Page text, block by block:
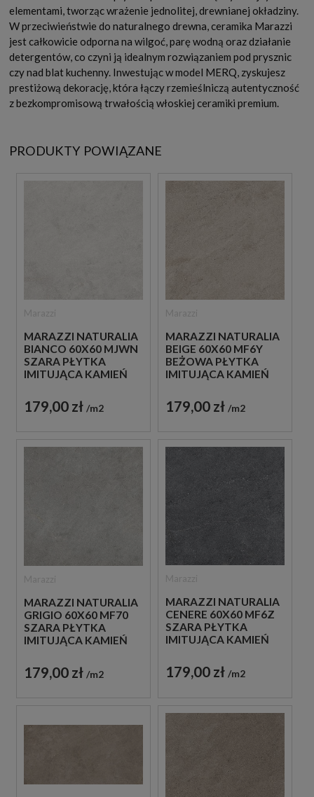
elementami, tworząc wrażenie jednolitej, drewnianej okładziny.
W przeciwieństwie do naturalnego drewna, ceramika Marazzi
jest całkowicie odporna na wilgoć, parę wodną oraz działanie
detergentów, co czyni ją idealnym rozwiązaniem pod prysznic
czy nad blat kuchenny. Inwestując w model MERQ, zyskujesz
prestiżową dekorację, która łączy rzemieślniczą autentyczność
z bezkompromisową trwałością włoskiej ceramiki premium.
PRODUKTY POWIĄZANE
MARAZZI NATURALIA
BIANCO 60X60 MJWN
SZARA PŁYTKA
IMITUJĄCA KAMIEŃ
179,00 zł m2
MARAZZI NATURALIA
BEIGE 60X60 MF6Y
BEŻOWA PŁYTKA
IMITUJĄCA KAMIEŃ
179,00 zł m2
MARAZZI NATURALIA
GRIGIO 60X60 MF70
SZARA PŁYTKA
IMITUJĄCA KAMIEŃ
179,00 zł m2
MARAZZI NATURALIA
CENERE 60X60 MF6Z
SZARA PŁYTKA
IMITUJĄCA KAMIEŃ
179,00 zł m2